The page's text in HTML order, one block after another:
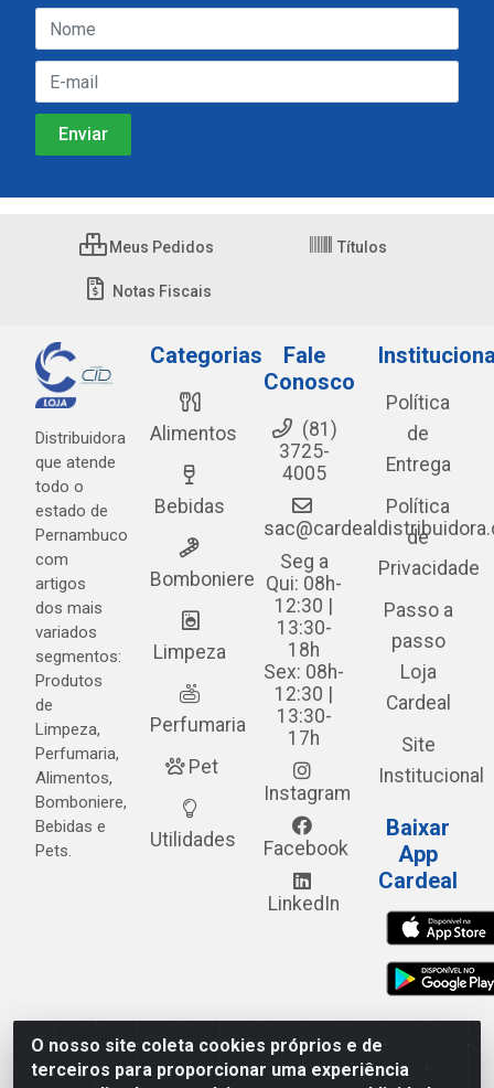
O nosso site coleta cookies próprios e de
terceiros para proporcionar uma experiência
Meus Pedidos Títulos
Notas Fiscais
Distribuidora
que atende
todo o
estado de
Pernambuco
com
artigos
dos mais
variados
segmentos:
Produtos
de
Limpeza,
Perfumaria,
Alimentos,
Bomboniere,
Bebidas e
Pets.
Categorias
Alimentos
Bebidas
Bomboniere
Limpeza
Perfumaria
Pet
Utilidades
Fale
Conosco
(81)
3725-
4005
Seg a
Qui: 08h-
12:30 |
13:30-
18h
Sex: 08h-
12:30 |
13:30-
17h
Instagram
Facebook
LinkedIn
Política
de
Entrega
Política
de
Privacidade
Passo a
passo
Loja
Cardeal
Site
Institucional
Baixar
App
Cardeal
Cardeal Distribuidora - Estrada Alto do Moura, 582 - Alto
do Moura - Caruaru/PE - CEP 55.040-120 - CNPJ